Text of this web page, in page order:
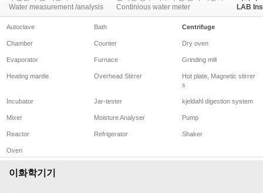
Water measurement /analysis
Continious water meter
LAB
Autoclave Bath Centrifuge
Chamber Counter Dry oven
Evaporator Furnace Grinding mill
Heating mantle Overhead Stirrer
Hot plate, Magnetic stirrer
s
Incubator Jar-tester kjeldahl digestion system
Mixer Moisture Analyser Pump
Reactor Refrigerator Shaker
Oven
이화학기기